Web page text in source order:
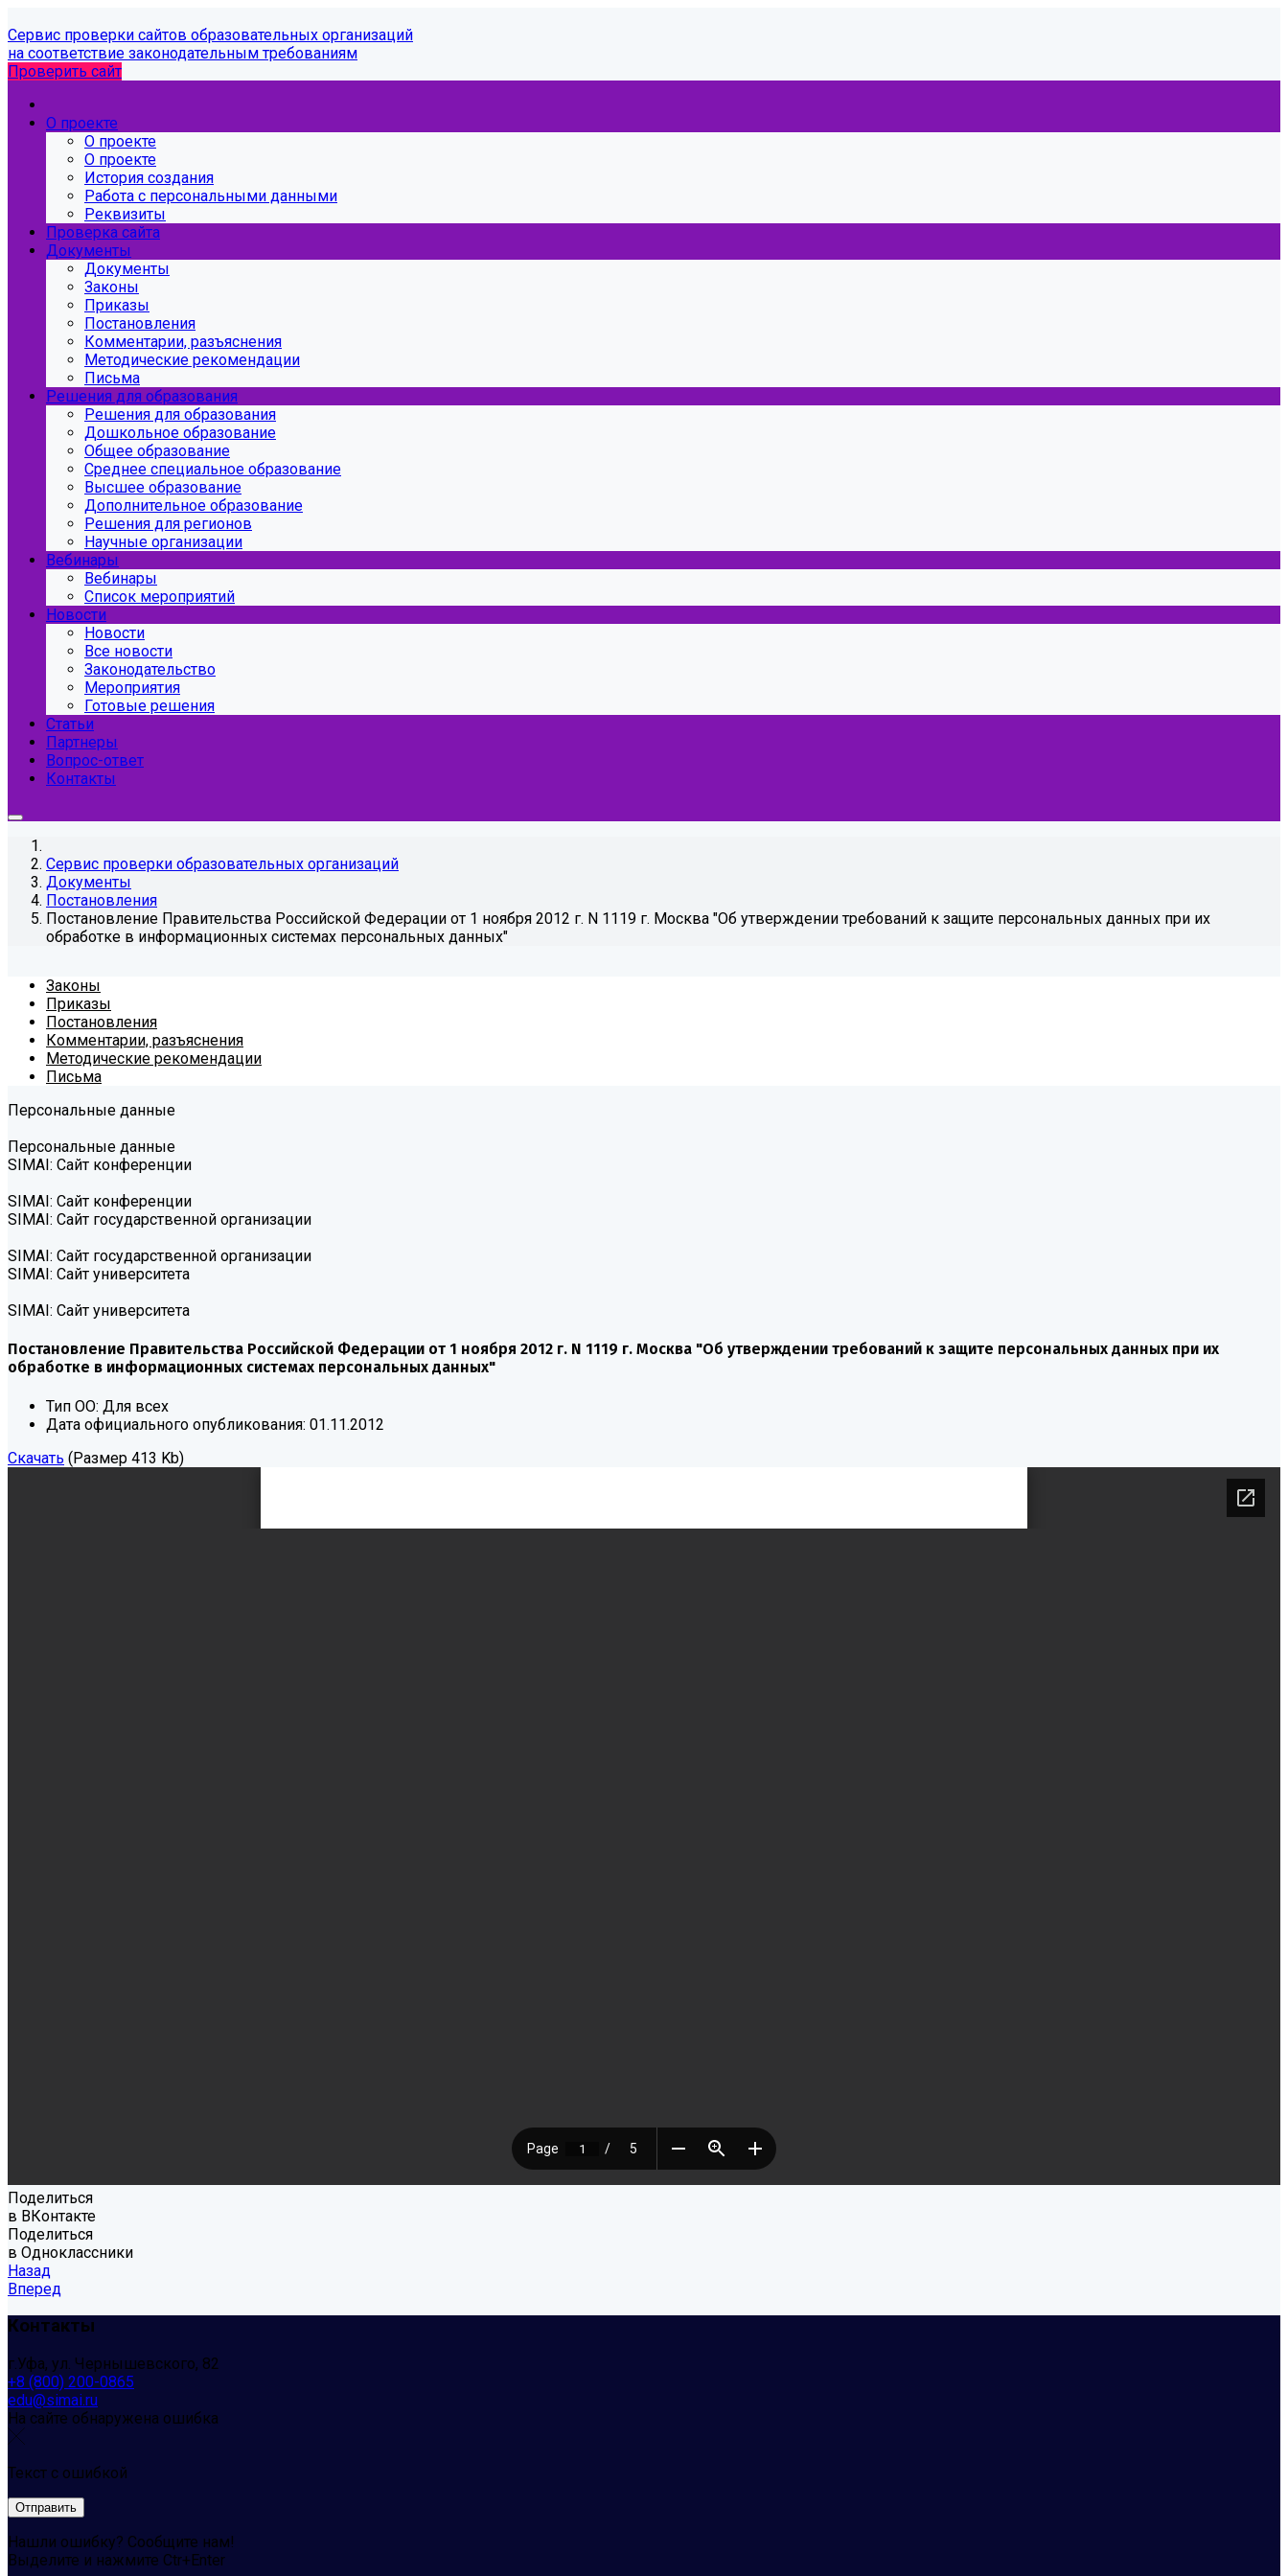
Сервис проверки сайтов образовательных организаций
на соответствие законодательным требованиям
Проверить сайт
О проекте
О проекте
О проекте
История создания
Работа с персональными данными
Реквизиты
Проверка сайта
Документы
Документы
Законы
Приказы
Постановления
Комментарии, разъяснения
Методические рекомендации
Письма
Решения для образования
Решения для образования
Дошкольное образование
Общее образование
Среднее специальное образование
Высшее образование
Дополнительное образование
Решения для регионов
Научные организации
Вебинары
Вебинары
Список мероприятий
Новости
Новости
Все новости
Законодательство
Мероприятия
Готовые решения
Статьи
Партнеры
Вопрос-ответ
Контакты
Сервис проверки образовательных организаций
Документы
Постановления
Постановление Правительства Российской Федерации от 1 ноября 2012 г. N 1119 г. Москва "Об утверждении требований к защите персональных данных при их
обработке в информационных системах персональных данных"
Законы
Приказы
Постановления
Комментарии, разъяснения
Методические рекомендации
Письма
Персональные данные
Персональные данные
SIMAI: Сайт конференции
SIMAI: Сайт конференции
SIMAI: Сайт государственной организации
SIMAI: Сайт государственной организации
SIMAI: Сайт университета
SIMAI: Сайт университета
Постановление Правительства Российской Федерации от 1 ноября 2012 г. N 1119 г. Москва "Об утверждении требований к защите персональных данных при их
обработке в информационных системах персональных данных"
Тип ОО: Для всех
Дата официального опубликования: 01.11.2012
Скачать (Размер 413 Kb)
Поделиться
в ВКонтакте
Поделиться
в Одноклассники
Назад
Вперед
Контакты
г.Уфа, ул. Чернышевского, 82
+8 (800) 200-0865
edu@simai.ru
На сайте обнаружена ошибка
Текст с ошибкой
Нашли ошибку? Сообщите нам!
Выделите и нажмите Ctr+Enter